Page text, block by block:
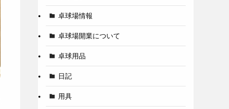
卓球場情報
卓球場開業について
卓球用品
日記
用具